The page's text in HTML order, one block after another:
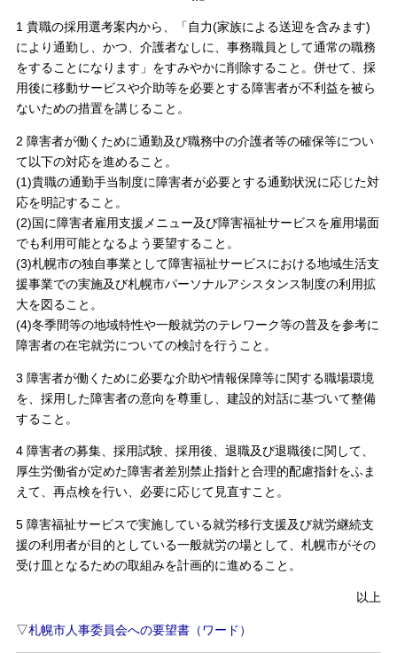
1 貴職の採用選考案内から、「自力(家族による送迎を含みます)
により通勤し、かつ、介護者なしに、事務職員として通常の職務
をすることになります」をすみやかに削除すること。併せて、採
用後に移動サービスや介助等を必要とする障害者が不利益を被ら
ないための措置を講じること。
2 障害者が働くために通勤及び職務中の介護者等の確保等につい
て以下の対応を進めること。
(1)貴職の通勤手当制度に障害者が必要とする通勤状況に応じた対
応を明記すること。
(2)国に障害者雇用支援メニュー及び障害福祉サービスを雇用場面
でも利用可能となるよう要望すること。
(3)札幌市の独自事業として障害福祉サービスにおける地域生活支
援事業での実施及び札幌市パーソナルアシスタンス制度の利用拡
大を図ること。
(4)冬季間等の地域特性や一般就労のテレワーク等の普及を参考に
障害者の在宅就労についての検討を行うこと。
3 障害者が働くために必要な介助や情報保障等に関する職場環境
を、採用した障害者の意向を尊重し、建設的対話に基づいて整備
すること。
4 障害者の募集、採用試験、採用後、退職及び退職後に関して、
厚生労働省が定めた障害者差別禁止指針と合理的配慮指針をふま
えて、再点検を行い、必要に応じて見直すこと。
5 障害福祉サービスで実施している就労移行支援及び就労継続支
援の利用者が目的としている一般就労の場として、札幌市がその
受け皿となるための取組みを計画的に進めること。
以上
▽札幌市人事委員会への要望書（ワード）